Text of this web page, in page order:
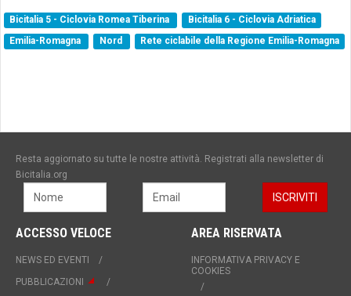
Bicitalia 5 - Ciclovia Romea Tiberina
Bicitalia 6 - Ciclovia Adriatica
Emilia-Romagna
Nord Rete ciclabile della Regione Emilia-Romagna
Resta aggiornato su tutte le nostre attività. Registrati alla newsletter di
Bicitalia.org
ACCESSO VELOCE
NEWS ED EVENTI
PUBBLICAZIONI
AREA RISERVATA
INFORMATIVA PRIVACY E
COOKIES